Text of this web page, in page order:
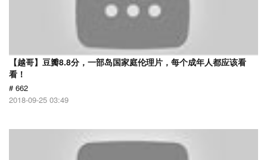
【越哥】豆瓣8.8分，一部岛国家庭伦理片，每个成年人都应该看
看！
# 662
2018-09-25 03:49